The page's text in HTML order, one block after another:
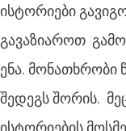
ისტორიები
გავაზიაროთ
ენა. მონათხრობი
შედეგს შორის.
ისტორიების